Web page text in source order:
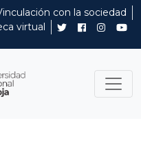
con la sociedad
virtual